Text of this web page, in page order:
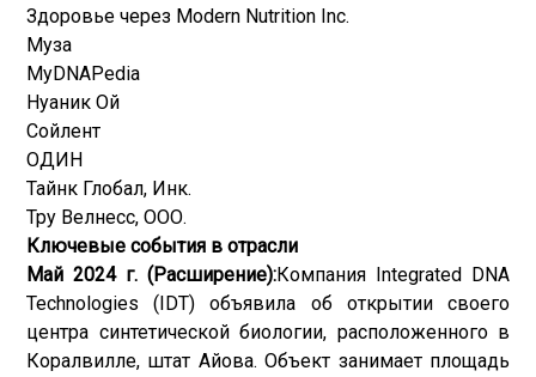
Здоровье через Modern Nutrition Inc.
Муза
MyDNAPedia
Нуаник Ой
Сойлент
ОДИН
Тайнк Глобал, Инк.
Тру Велнесс, ООО.
Ключевые события в отрасли
Май 2024 г. (Расширение):Компания Integrated DNA
Technologies (IDT) объявила об открытии своего
центра синтетической биологии, расположенного в
Коралвилле, штат Айова. Объект занимает площадь